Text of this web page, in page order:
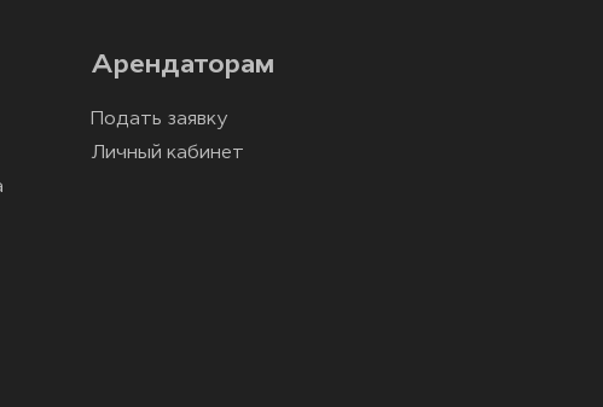
Арендаторам
Подать заявку
Личный кабинет